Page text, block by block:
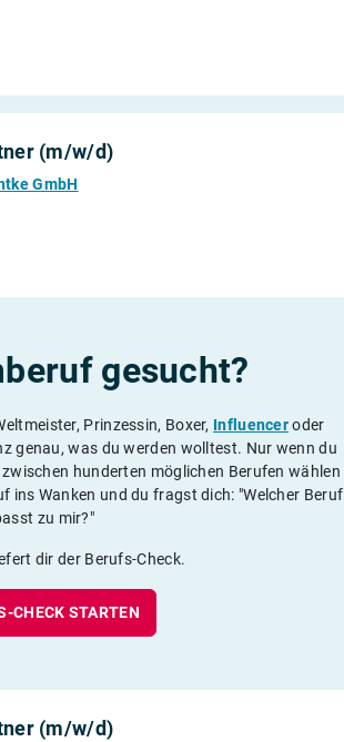
(m/w/d)
GmbH
gesucht?
Prinzessin, Boxer, Influenceroder
genau, was du werden wolltest. Nur wenn du
hunderten möglichen Berufen wählen
ins Wanken und du fragst dich: "Welcher Beruf
zu mir?"
dir der Berufs-Check.
CHECK STARTEN
(m/w/d)